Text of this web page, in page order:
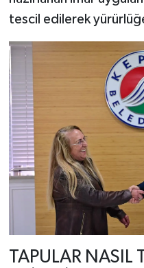
tescil edilerek
TAPULAR NASIL